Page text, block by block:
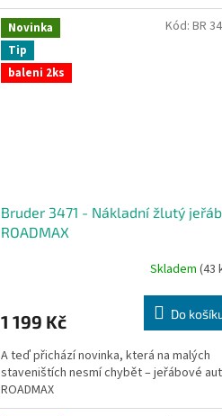
Novinka
Tip
baleni 2ks
Bruder 3471 - Nákladní žlutý jeřáb
ROADMAX
Skladem (43
1 199 Kč Do
A teď přichází novinka, která na malých
staveništích nesmí chybět – jeřábové
ROADMAX
Kód: BR